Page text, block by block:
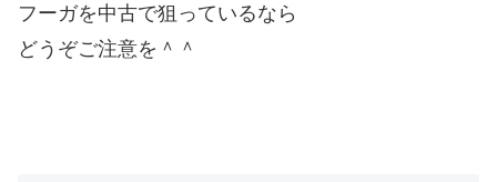
フーガを中古で狙っているなら
どうぞご注意を＾＾